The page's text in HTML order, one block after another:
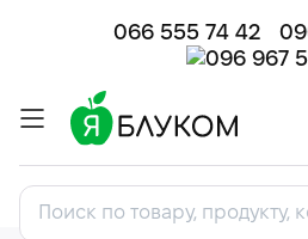
066 555 74 42